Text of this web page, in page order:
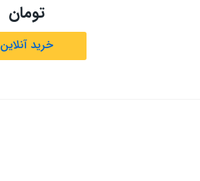
تومان
خرید آنلاین